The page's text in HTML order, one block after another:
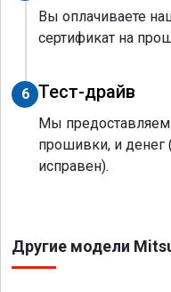
Вы оплачиваете
сертификат на
6 Тест-драйв
Мы предоставляем
прошивки, и денег
исправен).
Другие модели